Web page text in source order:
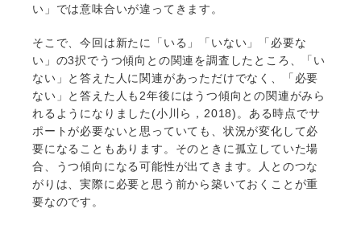
い」では意味合いが違ってきます。
そこで、今回は新たに「いる」「いない」「必要な
い」の3択でうつ傾向との関連を調査したところ、「い
ない」と答えた人に関連があっただけでなく、「必要
ない」と答えた人も2年後にはうつ傾向との関連がみら
れるようになりました(小川ら，2018)。ある時点でサ
ポートが必要ないと思っていても、状況が変化して必
要になることもあります。そのときに孤立していた場
合、うつ傾向になる可能性が出てきます。人とのつな
がりは、実際に必要と思う前から築いておくことが重
要なのです。